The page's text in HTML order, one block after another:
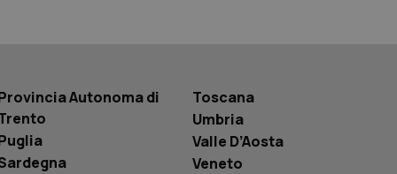
Autonoma di
Toscana
Umbria
Valle D’Aosta
Veneto
traccia
incorporati
del sito web sta
di